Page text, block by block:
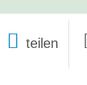
teilen